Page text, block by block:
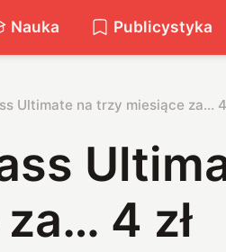
Nauka Publicystyka
Ultimate na trzy miesiące za… 4
4 zł